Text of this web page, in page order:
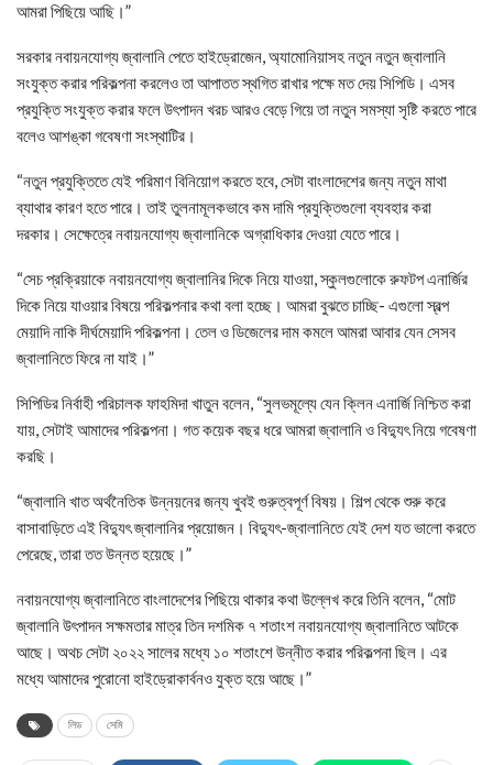
আমরা পিছিয়ে আছি।”
সরকার নবায়নযোগ্য জ্বালানি পেতে হাইড্রোজেন, অ্যামোনিয়াসহ নতুন নতুন জ্বালানি
সংযুক্ত করার পরিকল্পনা করলেও তা আপাতত স্থগিত রাখার পক্ষে মত দেয় সিপিডি। এসব
প্রযুক্তি সংযুক্ত করার ফলে উৎপাদন খরচ আরও বেড়ে গিয়ে তা নতুন সমস্যা সৃষ্টি করতে পারে
বলেও আশঙ্কা গবেষণা সংস্থাটির।
“নতুন প্রযুক্তিতে যেই পরিমাণ বিনিয়োগ করতে হবে, সেটা বাংলাদেশের জন্য নতুন মাথা
ব্যাথার কারণ হতে পারে। তাই তুলনামূলকভাবে কম দামি প্রযুক্তিগুলো ব্যবহার করা
দরকার। সেক্ষেত্রে নবায়নযোগ্য জ্বালানিকে অগ্রাধিকার দেওয়া যেতে পারে।
“সেচ প্রক্রিয়াকে নবায়নযোগ্য জ্বালানির দিকে নিয়ে যাওয়া, স্কুলগুলোকে রুফটপ এনার্জির
দিকে নিয়ে যাওয়ার বিষয়ে পরিকল্পনার কথা বলা হচ্ছে। আমরা বুঝতে চাচ্ছি- এগুলো স্বল্প
মেয়াদি নাকি দীর্ঘমেয়াদি পরিকল্পনা। তেল ও ডিজেলের দাম কমলে আমরা আবার যেন সেসব
জ্বালানিতে ফিরে না যাই।”
সিপিডির নির্বাহী পরিচালক ফাহমিদা খাতুন বলেন, “সুলভমূল্যে যেন ক্লিন এনার্জি নিশ্চিত করা
যায়, সেটাই আমাদের পরিকল্পনা। গত কয়েক বছর ধরে আমরা জ্বালানি ও বিদ্যুৎ নিয়ে গবেষণা
করছি।
“জ্বালানি খাত অর্থনৈতিক উন্নয়নের জন্য খুবই গুরুত্বপূর্ণ বিষয়। শিল্প থেকে শুরু করে
বাসাবাড়িতে এই বিদ্যুৎ জ্বালানির প্রয়োজন। বিদ্যুৎ-জ্বালানিতে যেই দেশ যত ভালো করতে
পেরেছে, তারা তত উন্নত হয়েছে।”
নবায়নযোগ্য জ্বালানিতে বাংলাদেশের পিছিয়ে থাকার কথা উল্লেখ করে তিনি বলেন, “মোট
জ্বালানি উৎপাদন সক্ষমতার মাত্র তিন দশমিক ৭ শতাংশ নবায়নযোগ্য জ্বালানিতে আটকে
আছে। অথচ সেটা ২০২২ সালের মধ্যে ১০ শতাংশে উন্নীত করার পরিকল্পনা ছিল। এর
মধ্যে আমাদের পুরোনো হাইড্রোকার্বনও যুক্ত হয়ে আছে।”
লিড সেমি